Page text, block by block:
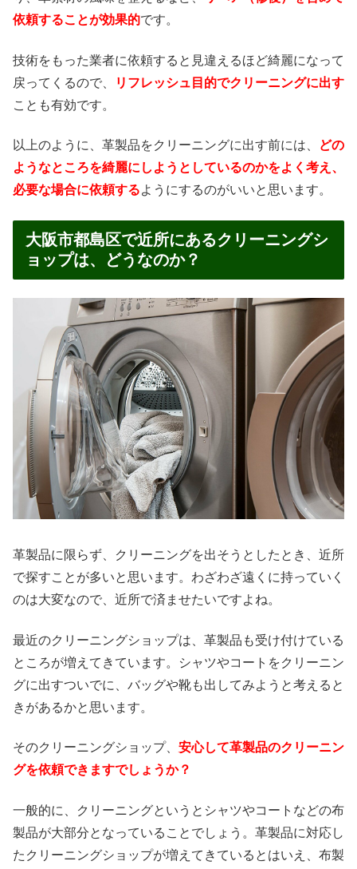
依頼することが効果的です。
技術をもった業者に依頼すると見違えるほど綺麗になって
戻ってくるので、
リフレッシュ目的でクリーニングに出す
ことも有効です。
以上のように、革製品をクリーニングに出す前には、
どの
ようなところを綺麗にしようとしているのかをよく考え、
必要な場合に依頼するようにするのがいいと思います。
大阪市都島区で近所にあるクリーニングシ
ョップは、どうなのか？
革製品に限らず、クリーニングを出そうとしたとき、近所
で探すことが多いと思います。わざわざ遠くに持っていく
のは大変なので、近所で済ませたいですよね。
最近のクリーニングショップは、革製品も受け付けている
ところが増えてきています。シャツやコートをクリーニン
グに出すついでに、バッグや靴も出してみようと考えると
きがあるかと思います。
そのクリーニングショップ、 安心して革製品のクリーニン
グを依頼できますでしょうか？
一般的に、クリーニングというとシャツやコートなどの布
製品が大部分となっていることでしょう。革製品に対応し
たクリーニングショップが増えてきているとはいえ、布製